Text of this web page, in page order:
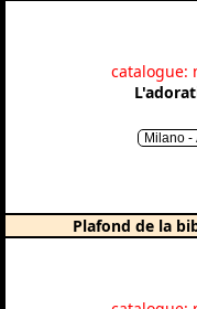
catalogue:
Milano -
Plafond de la